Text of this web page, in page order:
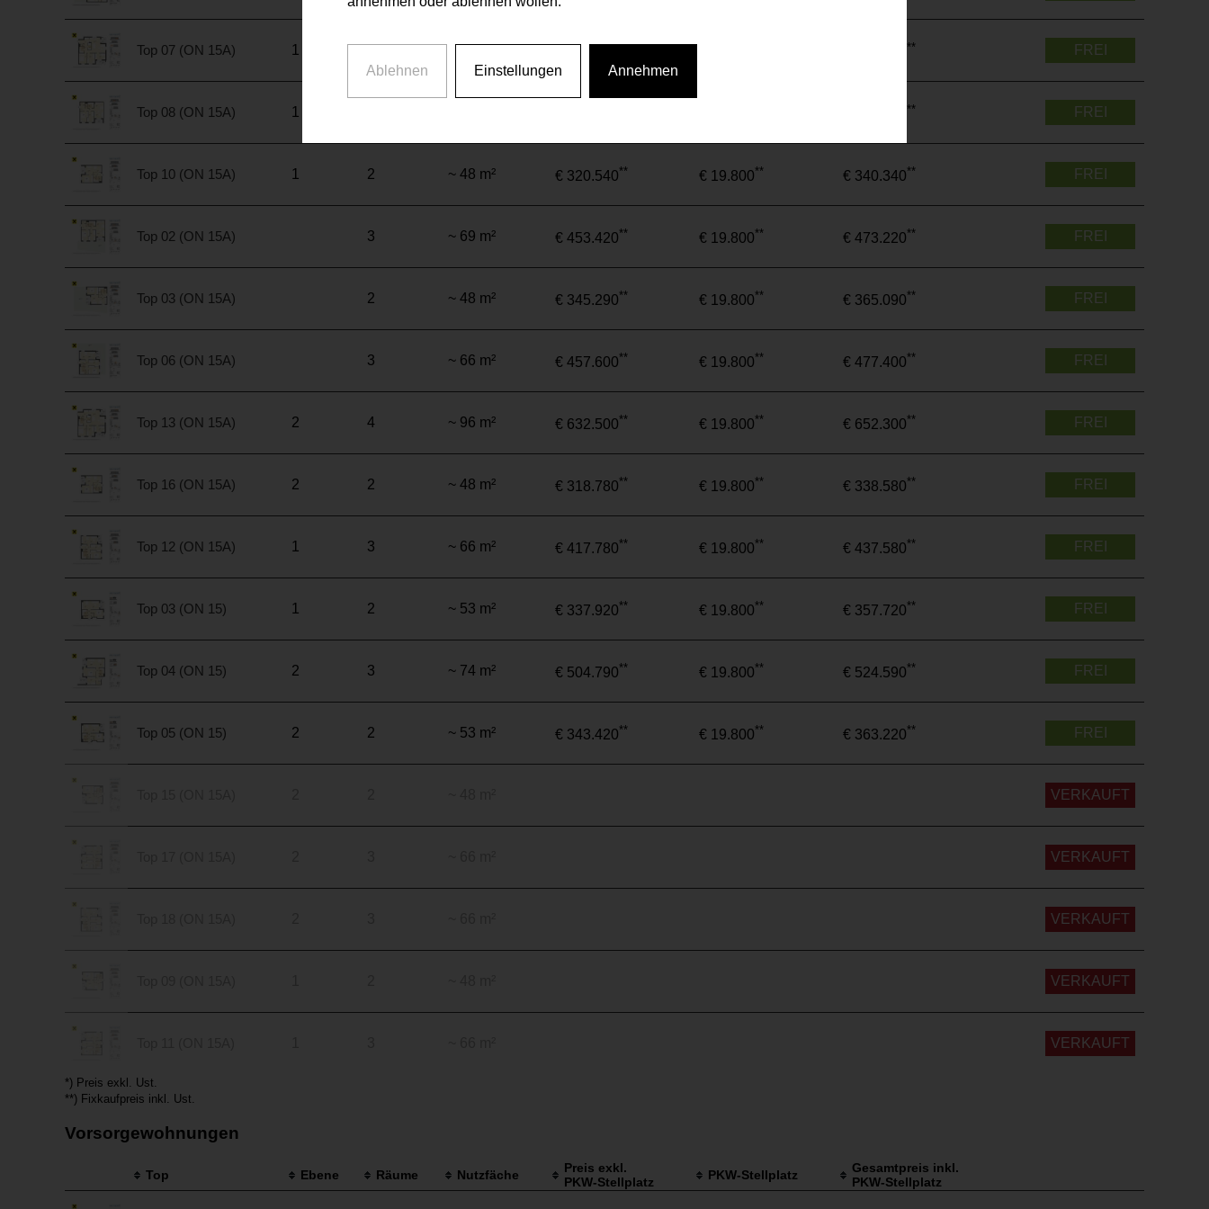
Top 07 (ON 15A) 1 4 ~ 96 m² ** ** FREI
Top 08 (ON 15A) 1 ** FREI
Top 10 (ON 15A) 1 2 ~ 48 m² € 320.540** € 19.800** € 340.340** FREI
Top 02 (ON 15A) 3 ~ 69 m² € 453.420** € 19.800** € 473.220** FREI
Top 03 (ON 15A) 2 ~ 48 m² € 345.290** € 19.800** € 365.090** FREI
Top 06 (ON 15A) 3 ~ 66 m² € 457.600** € 19.800** € 477.400** FREI
Top 13 (ON 15A) 2 4 ~ 96 m² € 632.500** € 19.800** € 652.300** FREI
Top 16 (ON 15A) 2 2 ~ 48 m² € 318.780** € 19.800** € 338.580** FREI
Top 12 (ON 15A) 1 3 ~ 66 m² € 417.780** € 19.800** € 437.580** FREI
Top 03 (ON 15) 1 2 ~ 53 m² € 337.920** € 19.800** € 357.720** FREI
Top 04 (ON 15) 2 3 ~ 74 m² € 504.790** € 19.800** € 524.590** FREI
Top 05 (ON 15) 2 2 ~ 53 m² € 343.420** € 19.800** € 363.220** FREI
VERKAUFT
VERKAUFT
VERKAUFT
VERKAUFT
VERKAUFT
*) Preis exkl. Ust.
**) Fixkaufpreis inkl. Ust.
Vorsorgewohnungen
Top Ebene Räume Nutzfäche
Preis exkl.
PKW-Stellplatz
PKW-Stellplatz
Gesamtpreis inkl.
PKW-Stellplatz
Ablehnen Einstellungen Annehmen